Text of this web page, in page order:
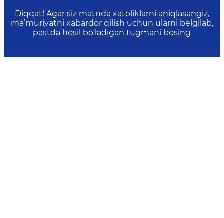
Diqqat! Agar siz matnda xatoliklarni aniqlasangiz,
ma’muriyatni xabardor qilish uchun ularni belgilab,
pastda hosil bo‘ladigan tugmani bosing